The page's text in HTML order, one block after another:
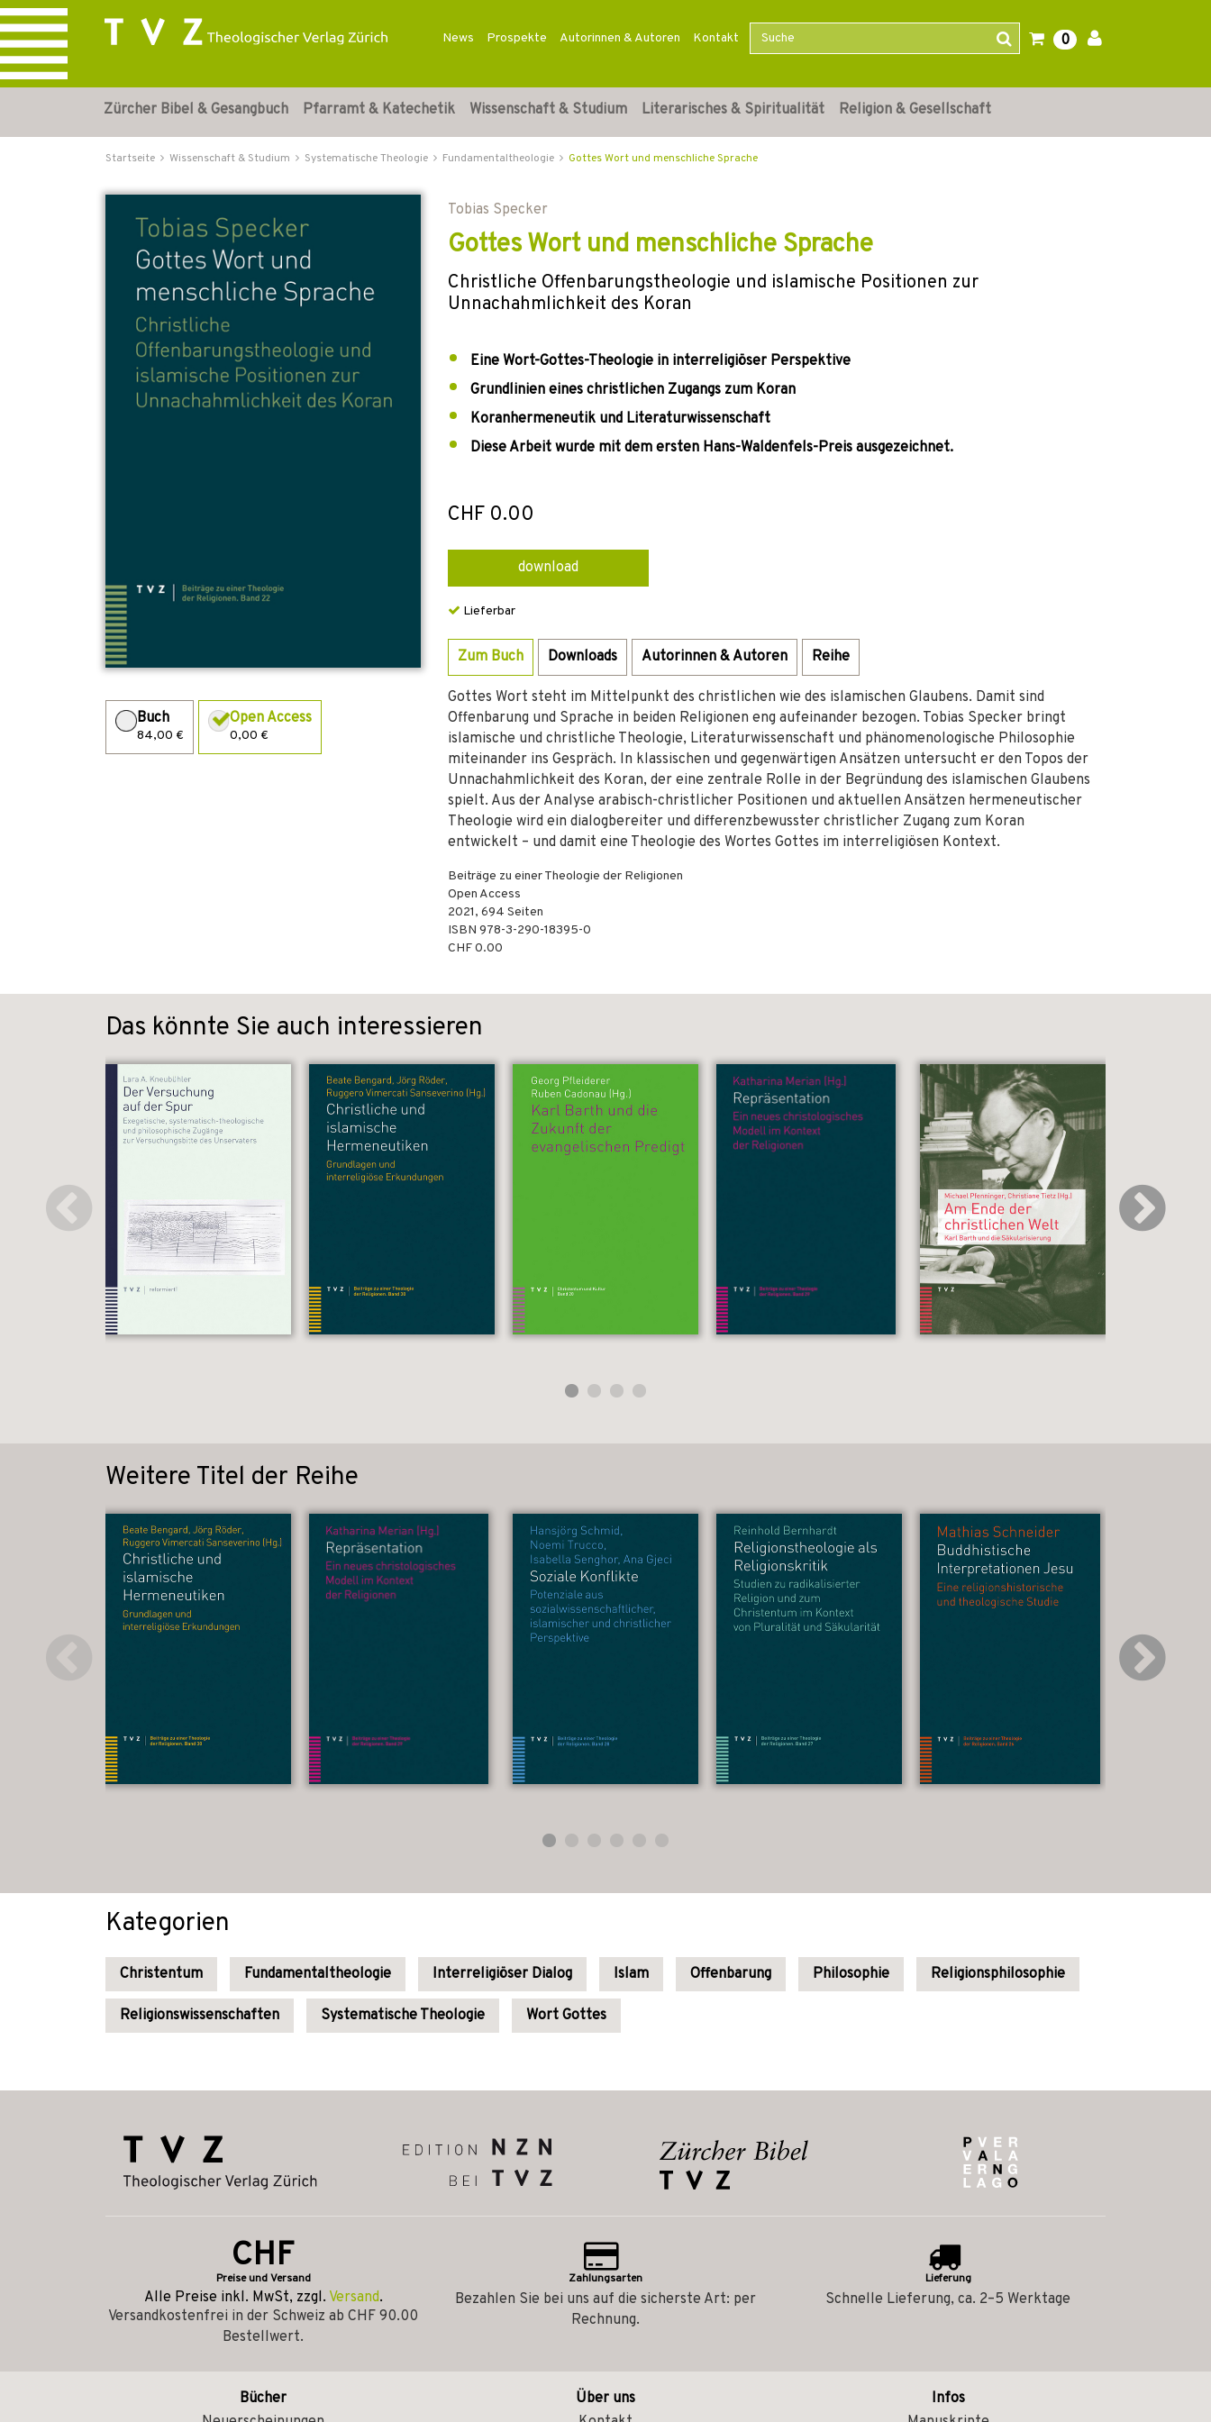
News Prospekte Autorinnen & Autoren Kontakt 0
Zürcher Bibel & Gesangbuch Pfarramt & Katechetik Wissenschaft & Studium Literarisches & Spiritualität Religion & Gesellschaft
Startseite Wissenschaft & Studium Systematische Theologie Fundamentaltheologie Gottes Wort und menschliche Sprache
Buch
84,00 €
Open Access
0,00 €
Tobias Specker
Gottes Wort und menschliche Sprache
Christliche Offenbarungstheologie und islamische Positionen zur
Unnachahmlichkeit des Koran
Eine Wort-Gottes-Theologie in interreligiöser Perspektive
Grundlinien eines christlichen Zugangs zum Koran
Koranhermeneutik und Literaturwissenschaft
Diese Arbeit wurde mit dem ersten Hans-Waldenfels-Preis ausgezeichnet.
CHF 0.00
download
Lieferbar
Zum Buch Downloads Autorinnen & Autoren Reihe
Gottes Wort steht im Mittelpunkt des christlichen wie des islamischen Glaubens. Damit sind
Offenbarung und Sprache in beiden Religionen eng aufeinander bezogen. Tobias Specker bringt
islamische und christliche Theologie, Literaturwissenschaft und phänomenologische Philosophie
miteinander ins Gespräch. In klassischen und gegenwärtigen Ansätzen untersucht er den Topos der
Unnachahmlichkeit des Koran, der eine zentrale Rolle in der Begründung des islamischen Glaubens
spielt. Aus der Analyse arabisch-christlicher Positionen und aktuellen Ansätzen hermeneutischer
Theologie wird ein dialogbereiter und differenzbewusster christlicher Zugang zum Koran
entwickelt – und damit eine Theologie des Wortes Gottes im interreligiösen Kontext.
Beiträge zu einer Theologie der Religionen
Open Access
2021, 694 Seiten
ISBN 978-3-290-18395-0
CHF 0.00
Das könnte Sie auch interessieren
Weitere Titel der Reihe
Kategorien
Christentum Fundamentaltheologie Interreligiöser Dialog Islam Offenbarung Philosophie Religionsphilosophie
Religionswissenschaften Systematische Theologie Wort Gottes
CHF
Preise und Versand
Alle Preise inkl. MwSt, zzgl. Versand.
Versandkostenfrei in der Schweiz ab CHF 90.00
Bestellwert.
Zahlungsarten
Bezahlen Sie bei uns auf die sicherste Art: per
Rechnung.
Lieferung
Schnelle Lieferung, ca. 2–5 Werktage
Bücher
Über uns
Infos